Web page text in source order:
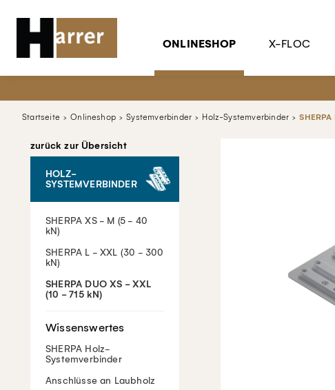
ONLINESHOP X-FLOC
Startseite Onlineshop Systemverbinder Holz-Systemverbinder
zurück zur Übersicht
HOLZ-
SYSTEMVERBINDER
SHERPA XS - M (5 - 40
kN)
SHERPA L - XXL (30 - 300
kN)
SHERPA DUO XS - XXL
(10 - 715 kN)
SHERPA Holz-
Systemverbinder
Anschlüsse an Laubholz